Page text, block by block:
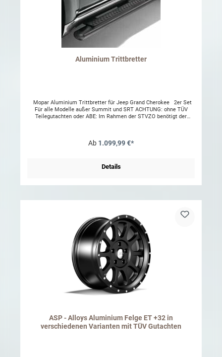
Aluminium Trittbretter
Mopar Aluminium Trittbretter für Jeep Grand Cherokee 2er Set
Für alle Modelle außer Summit und SRT ACHTUNG: ohne TÜV
Teilegutachten oder ABE: Im Rahmen der STVZO benötigt der
Eintragung möglich ist. Gerne helfen wir Ihnen bei Fragen weiter.
Wachs) behandelt werden. Dementsprechend stellen ansonsten
Ab 1.099,99 €*
Details
ASP - Alloys Aluminium Felge ET +32 in
verschiedenen Varianten mit TÜV Gutachten